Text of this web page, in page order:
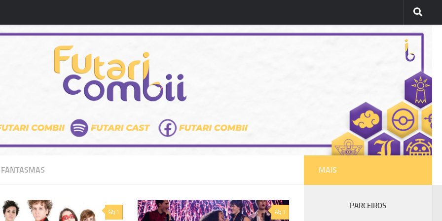
FANTASMAS
1 1
MAIS
PARCEIROS